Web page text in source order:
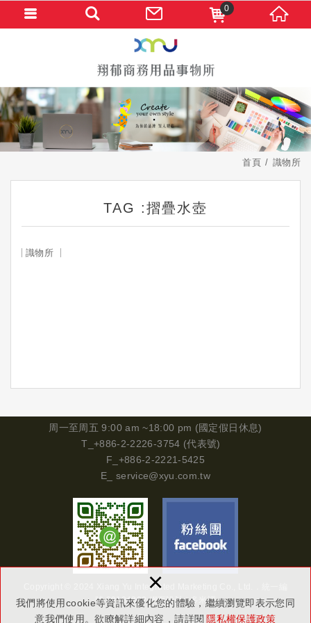
我們將使用cookie等資訊來優化您的體驗，繼續瀏覽即表示您同
意我們使用。欲瞭解詳細內容，請詳閱 隱私權保護政策
×
首頁 識物所
TAG :摺疊水壺
識物所
周一至周五 9:00 am ~18:00 pm (國定假日休息)
T_+886-2-2226-3754 (代表號)
F_+886-2-2221-5425
E_ service@xyu.com.tw
Copyright © 2024 Xiang Yu Integrated Marketing Co., Ltd.．
號29134302 網頁設計 : 多米諾
0